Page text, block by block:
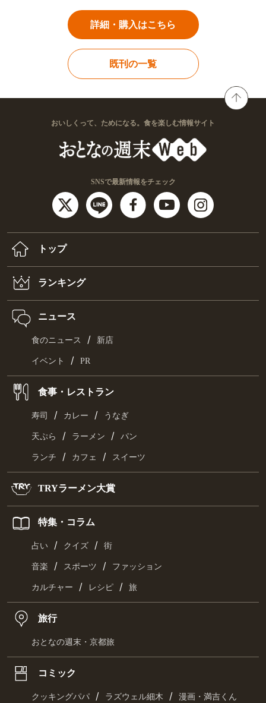
詳細・購入はこちら
既刊の一覧
おいしくって、ためになる。食を楽しむ情報サイト
SNSで最新情報をチェック
トップ
ランキング
ニュース
食のニュース / 新店
イベント / PR
食事・レストラン
寿司 / カレー / うなぎ
天ぷら / ラーメン / パン
ランチ / カフェ / スイーツ
TRYラーメン大賞
特集・コラム
占い / クイズ / 街
音楽 / スポーツ / ファッション
カルチャー / レシピ / 旅
旅行
おとなの週末・京都旅
コミック
クッキングパパ / ラズウェル細木 / 漫画・満吉くん